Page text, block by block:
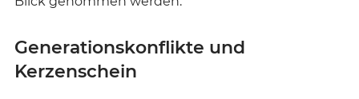
Generationskonflikte und
Kerzenschein